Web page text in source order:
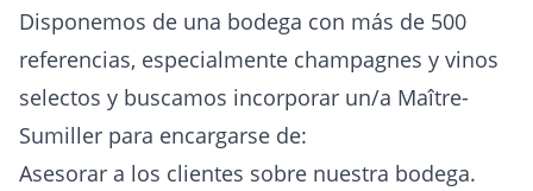
Disponemos de una bodega con más de 500
referencias, especialmente champagnes y vinos
selectos y buscamos incorporar un/a Maître-
Sumiller para encargarse de:
Asesorar a los clientes sobre nuestra bodega.